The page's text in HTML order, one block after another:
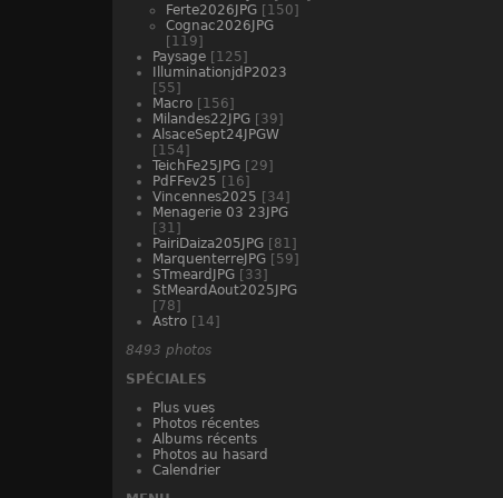
Ferte2026JPG [150]
Cognac2026JPG
[119]
Paysage [125]
IlluminationjdP2023
[55]
Macro [156]
Milandes22JPG [39]
AlsaceSept24JPGW
[154]
TeichFe25JPG [29]
PdFFev25 [16]
Vincennes2025 [34]
Menagerie 03 23JPG
[31]
PairiDaiza205JPG [81]
MarquenterreJPG [59]
STmeardJPG [33]
StMeardAout2025JPG
[78]
Astro [14]
8493 photos
SPÉCIALES
Plus vues
Photos récentes
Albums récents
Photos au hasard
Calendrier